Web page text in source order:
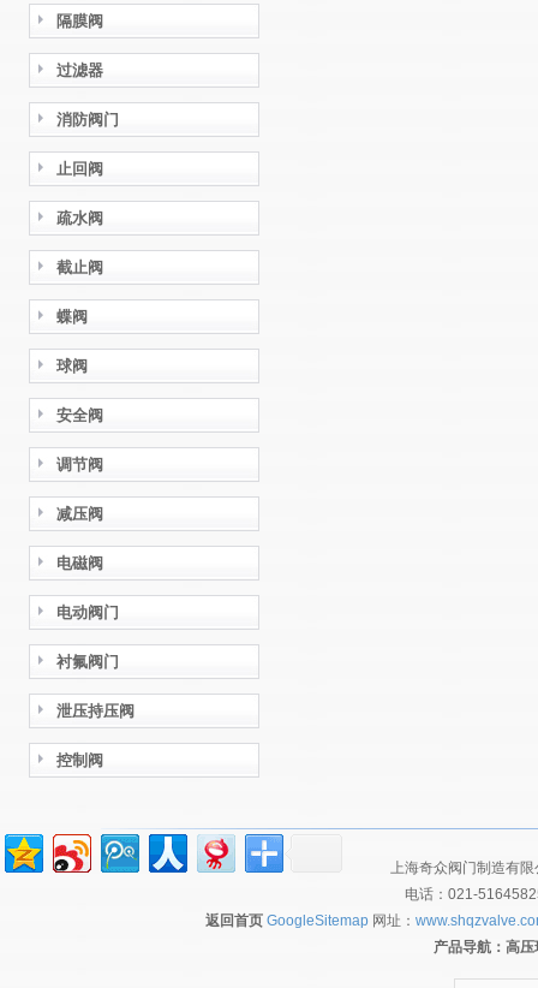
隔膜阀
过滤器
消防阀门
止回阀
疏水阀
截止阀
蝶阀
球阀
安全阀
调节阀
减压阀
电磁阀
电动阀门
衬氟阀门
泄压持压阀
控制阀
上海奇众阀门制造有
电话：021-
返回首页 GoogleSitemap 网址：
产品导航： 高压